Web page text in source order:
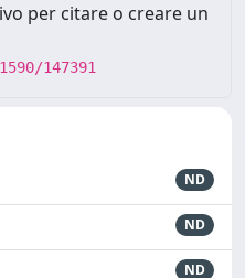
per citare o creare un
147391
ND
ND
ND